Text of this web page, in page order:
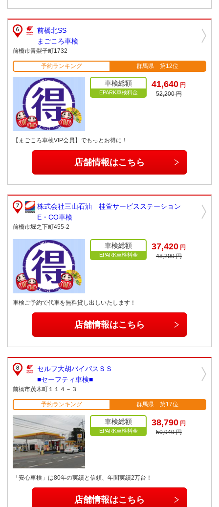
前橋北SS
まごころ車検
前橋市青梨子町1732
予約ランキング 群馬県 第12位
車検総額
EPARK車検料金
41,640 円
52,200 円
【まごころ車検VIP会員】でもっとお得に！
店舗情報はこちら
株式会社三山石油 桂萱サービスステーション
E・CO車検
前橋市堀之下町455-2
車検総額
EPARK車検料金
37,420 円
48,200 円
車検ご予約で代車を無料貸し出しいたします！
店舗情報はこちら
セルフ大胡バイパスＳＳ
■セーフティ車検■
前橋市茂木町１１４－３
予約ランキング 群馬県 第17位
車検総額
EPARK車検料金
38,790 円
50,940 円
「安心車検」は80年の実績と信頼、年間実績2万台！
店舗情報はこちら